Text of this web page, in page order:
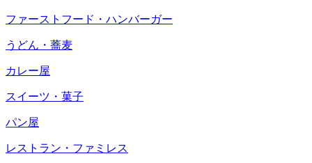
ファーストフード・ハンバーガー
うどん・蕎麦
カレー屋
スイーツ・菓子
パン屋
レストラン・ファミレス